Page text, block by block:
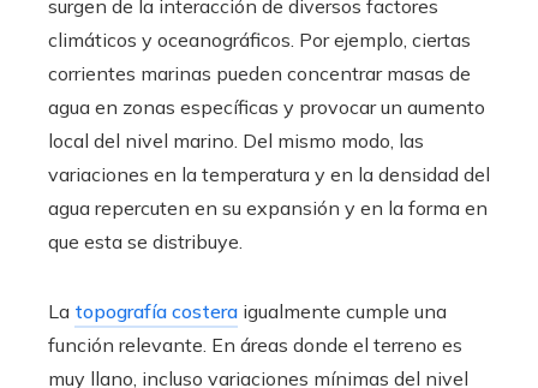
surgen de la interacción de diversos factores
climáticos y oceanográficos. Por ejemplo, ciertas
corrientes marinas pueden concentrar masas de
agua en zonas específicas y provocar un aumento
local del nivel marino. Del mismo modo, las
variaciones en la temperatura y en la densidad del
agua repercuten en su expansión y en la forma en
que esta se distribuye.
La topografía costera igualmente cumple una
función relevante. En áreas donde el terreno es
muy llano, incluso variaciones mínimas del nivel